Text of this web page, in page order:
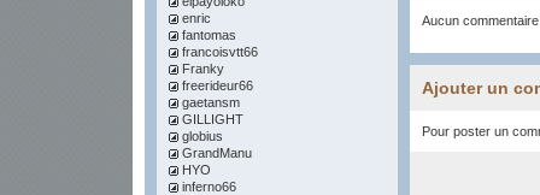
enric
fantomas
francoisvtt66
Franky
freerideur66
gaetansm
GILLIGHT
globius
GrandManu
HYO
inferno66
Aucun
Ajouter un
Pour poster un